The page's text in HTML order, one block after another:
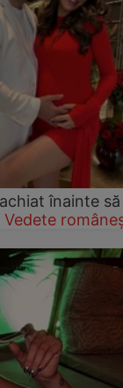
înainte să
Vedete